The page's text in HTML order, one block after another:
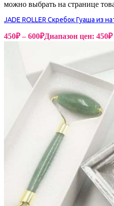
можно выбрать на странице
JADE ROLLER Скребок Гуаша из
450₽ – 600₽Диапазон цен: 450₽